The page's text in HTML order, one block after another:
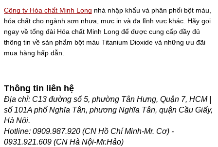
Công ty Hóa chất Minh Long nhà nhập khẩu và phân phối bột màu,
hóa chất cho ngành sơn nhựa, mực in và đa lĩnh vực khác. Hãy gọi
ngay về tổng đài Hóa chất Minh Long để được cung cấp đầy đủ
thông tin về sản phẩm bột màu Titanium Dioxide và những ưu đãi
mua hàng hấp dẫn.
Thông tin liên hệ
Địa chỉ: C13 đường số 5, phường Tân Hưng, Quận 7, HCM |
số 101A phố Nghĩa Tân, phương Nghĩa Tân, quận Cầu Giấy,
Hà Nội.
Hotline: 0909.987.920 (CN Hồ Chí Minh-Mr. Cơ) -
0931.921.609 (CN Hà Nội-Mr.Hảo)